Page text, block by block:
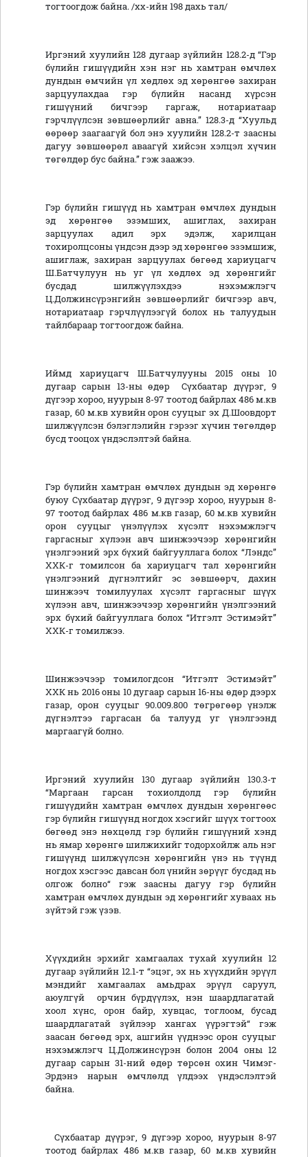
тогтоогдож байна. /хх-ийн 198 дахь тал/
Иргэний хуулийн 128 дугаар зүйлийн 128.2-д “Гэр
бүлийн гишүүдийн хэн нэг нь хамтран өмчлөх
дундын өмчийн үл хөдлөх эд хөрөнгөө захиран
зарцуулахдаа гэр бүлийн насанд хүрсэн
гишүүний бичгээр гаргаж, нотариатаар
гэрчлүүлсэн зөвшөөрлийг авна.” 128.3-д “Хуульд
өөрөөр заагаагүй бол энэ хуулийн 128.2-т заасны
дагуу зөвшөөрөл аваагүй хийсэн хэлцэл хүчин
төгөлдөр бус байна.” гэж заажээ.
Гэр бүлийн гишүүд нь хамтран өмчлөх дундын
эд хөрөнгөө эзэмших, ашиглах, захиран
зарцуулах адил эрх эдэлж, харилцан
тохиролцсоны үндсэн дээр эд хөрөнгөө эзэмшиж,
ашиглаж, захиран зарцуулах бөгөөд хариуцагч
Ш.Батчулуун нь уг үл хөдлөх эд хөрөнгийг
бусдад шилжүүлэхдээ нэхэмжлэгч
Ц.Должинсүрэнгийн зөвшөөрлийг бичгээр авч,
нотариатаар гэрчлүүлээгүй болох нь талуудын
тайлбараар тогтоогдож байна.
Иймд хариуцагч Ш.Батчулууны 2015 оны 10
дугаар сарын 13-ны өдөр Сүхбаатар дүүрэг, 9
дүгээр хороо, нуурын 8-97 тоотод байрлах 486 м.кв
газар, 60 м.кв хувийн орон сууцыг эх Д.Шоовдорт
шилжүүлсэн бэлэглэлийн гэрээг хүчин төгөлдөр
бусд тооцох үндэслэлтэй байна.
Гэр бүлийн хамтран өмчлөх дундын эд хөрөнгө
буюу Сүхбаатар дүүрэг, 9 дүгээр хороо, нуурын 8-
97 тоотод байрлах 486 м.кв газар, 60 м.кв хувийн
орон сууцыг үнэлүүлэх хүсэлт нэхэмжлэгч
гаргасныг хүлээн авч шинжээчээр хөрөнгийн
үнэлгээний эрх бүхий байгууллага болох “Лэндс”
ХХК-г томилсон ба хариуцагч тал хөрөнгийн
үнэлгээний дүгнэлтийг эс зөвшөөрч, дахин
шинжээч томилуулах хүсэлт гаргасныг шүүх
хүлээн авч, шинжээчээр хөрөнгийн үнэлгээний
эрх бүхий байгууллага болох “Итгэлт Эстимэйт”
ХХК-г томилжээ.
Шинжээчээр томилогдсон “Итгэлт Эстимэйт”
ХХК нь 2016 оны 10 дугаар сарын 16-ны өдөр дээрх
газар, орон сууцыг 90.009.800 төгрөгөөр үнэлж
дүгнэлтээ гаргасан ба талууд уг үнэлгээнд
маргаагүй болно.
Иргэний хуулийн 130 дугаар зүйлийн 130.3-т
“Маргаан гарсан тохиолдолд гэр бүлийн
гишүүдийн хамтран өмчлөх дундын хөрөнгөөс
гэр бүлийн гишүүнд ногдох хэсгийг шүүх тогтоох
бөгөөд энэ нөхцөлд гэр бүлийн гишүүний хэнд
нь ямар хөрөнгө шилжихийг тодорхойлж аль нэг
гишүүнд шилжүүлсэн хөрөнгийн үнэ нь түүнд
ногдох хэсгээс давсан бол үнийн зөрүүг бусдад нь
олгож болно“ гэж заасны дагуу гэр бүлийн
хамтран өмчлөх дундын эд хөрөнгийг хуваах нь
зүйтэй гэж үзэв.
Хүүхдийн эрхийг хамгаалах тухай хуулийн 12
дугаар зүйлийн 12.1-т “эцэг, эх нь хүүхдийн эрүүл
мэндийг хамгаалах амьдрах эрүүл саруул,
аюулгүй орчин бүрдүүлэх, нэн шаардлагатай
хоол хүнс, орон байр, хувцас, тоглоом, бусад
шаардлагатай зүйлээр хангах үүрэгтэй“ гэж
заасан бөгөөд эрх, ашгийн үүднээс орон сууцыг
нэхэмжлэгч Ц.Должинсүрэн болон 2004 оны 12
дугаар сарын 31-ний өдөр төрсөн охин Чимэг-
Эрдэнэ нарын өмчлөлд үлдээх үндэслэлтэй
байна.
Сүхбаатар дүүрэг, 9 дүгээр хороо, нуурын 8-97
тоотод байрлах 486 м.кв газар, 60 м.кв хувийн